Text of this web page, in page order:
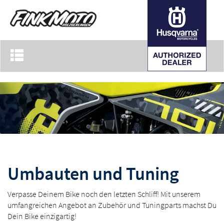
Toggle
navigation
Umbauten und Tuning
Verpasse Deinem Bike noch den letzten Schliff! Mit unserem
umfangreichen Angebot an Zubehör und Tuningparts machst Du
Dein Bike einzigartig!